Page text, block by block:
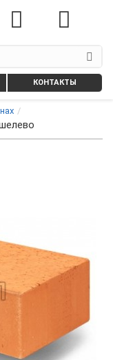
КОНТАКТЫ